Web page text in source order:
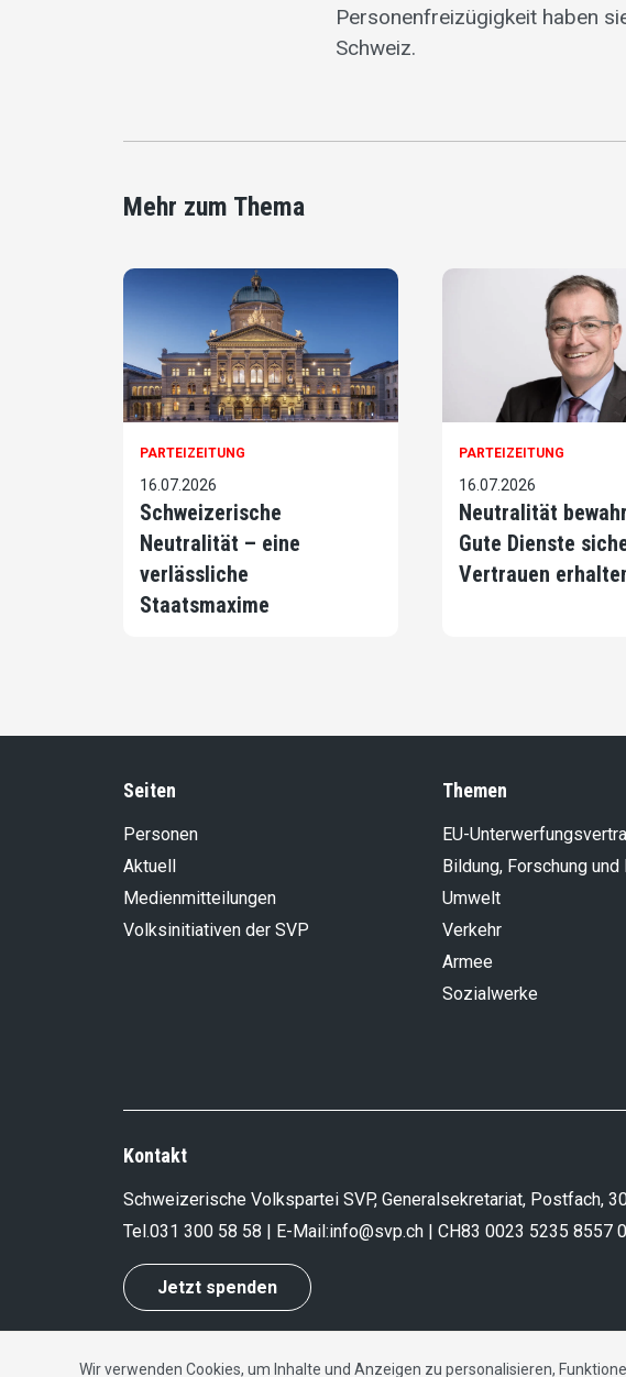
Personenfreizügigkeit haben
Schweiz.
Mehr zum Thema
PARTEIZEITUNG
16.07.2026
Schweizerische
Neutralität – eine
verlässliche
Staatsmaxime
PARTEIZEITUNG
16.07.2026
Neutralität
Gute Dienste
Vertrauen
Seiten
Personen
Aktuell
Medienmitteilungen
Volksinitiativen der SVP
Themen
EU-
Bildung, Forschung
Umwelt
Verkehr
Armee
Sozialwerke
Kontakt
Schweizerische Volkspartei SVP, Generalsekretariat, Postfach,
Tel.031 300 58 58 | E-Mail:info@svp.ch | CH83 0023 5235 8557
Jetzt spenden
Wir verwenden Cookies, um Inhalte und Anzeigen zu personalisieren,